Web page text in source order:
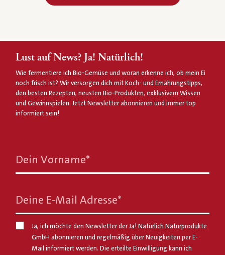
Lust auf News? Ja! Natürlich!
Wie fermentiere ich Bio-Gemüse und woran erkenne ich, ob mein Ei
noch frisch ist? Wir versorgen dich mit Koch- und Ernährungstipps,
den besten Rezepten, neusten Bio-Produkten, exklusivem Wissen
und Gewinnspielen. Jetzt Newsletter abonnieren und immer top
informiert sein!
Dein Vorname*
Deine E-Mail Adresse*
Ja, ich möchte den Newsletter der Ja! Natürlich Naturprodukte
GmbH abonnieren und regelmäßig über Neuigkeiten per E-
Mail informiert werden. Die erteilte Einwilligung kann ich